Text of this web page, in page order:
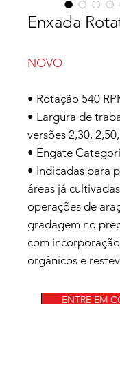
Enxada
NOVO
• Rotação 540
• Largura de
versões 2,30,
• Engate
• Indicadas para
áreas já
operações de
gradagem no
com
orgânicos e
ENTRE EM